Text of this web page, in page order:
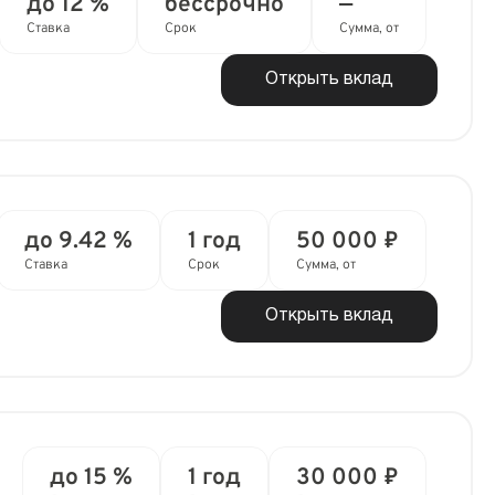
Ставка Срок Сумма, от
Открыть вклад
до 9.42 %
Ставка
1 год
Срок
50 000 ₽
Сумма, от
Открыть вклад
до 15 % 1 год 30 000 ₽